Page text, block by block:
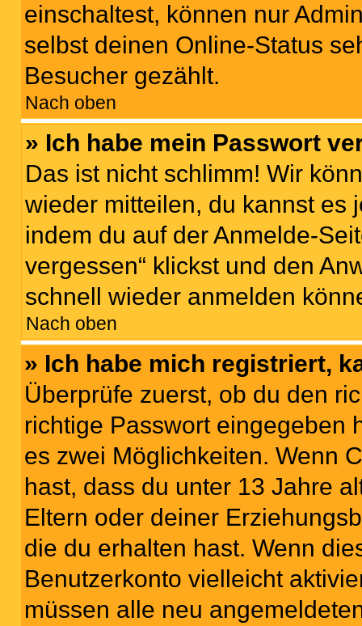
einschaltest, können nur
selbst deinen Online-Status
Besucher gezählt.
Nach oben
» Ich habe mein Passwort
Das ist nicht schlimm! Wir
wieder mitteilen, du kannst es
indem du auf der Anmelde-
vergessen“ klickst und den
schnell wieder anmelden
Nach oben
» Ich habe mich registriert,
Überprüfe zuerst, ob du den
richtige Passwort eingegeben
es zwei Möglichkeiten. Wenn
hast, dass du unter 13 Jahre
Eltern oder deiner
die du erhalten hast. Wenn
Benutzerkonto vielleicht
müssen alle neu